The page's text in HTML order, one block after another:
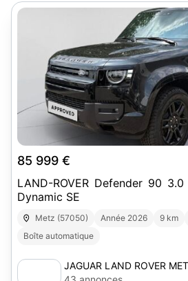
85 999 €
LAND-ROVER Defender 90
Dynamic SE
Metz (57050) Année 2026 9 km
Boîte automatique
JAGUAR LAND ROVER